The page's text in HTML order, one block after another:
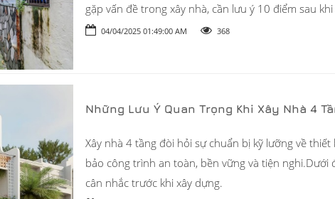
gặp vấn đề trong xây nhà, cần lưu ý 10 điểm sau
04/04/2025 01:49:00 AM 368
Những Lưu Ý Quan Trọng Khi Xây Nhà 4
Xây nhà 4 tầng đòi hỏi sự chuẩn bị kỹ lưỡng về thiết
bảo công trình an toàn, bền vững và tiện nghi.Dưới
cân nhắc trước khi xây dựng.